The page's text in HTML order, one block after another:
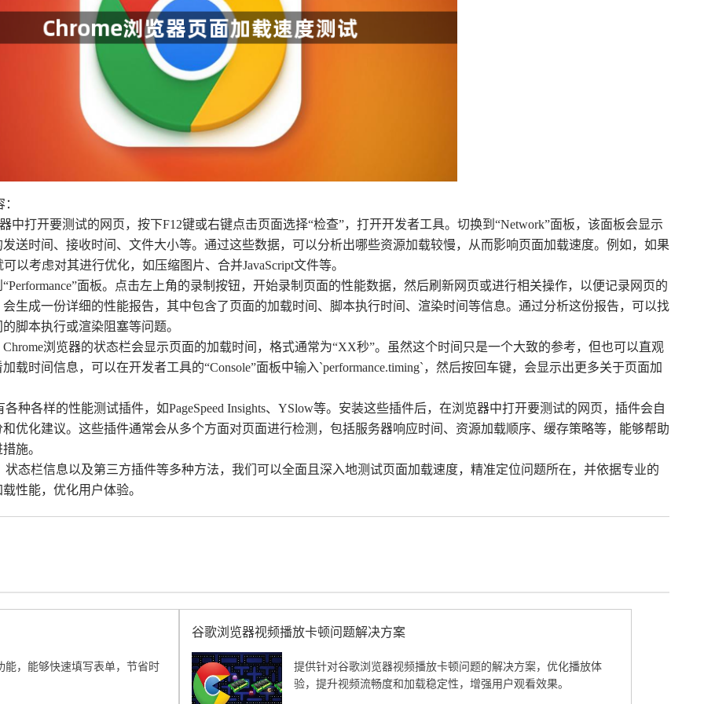
中打开要测试的网页，按下F12键或右键点击页面选择“检查”，打开开发者工具。切换到“Network”面板，该面板会显示
送时间、接收时间、文件大小等。通过这些数据，可以分析出哪些资源加载较慢，从而影响页面加载速度。例如，如果
以考虑对其进行优化，如压缩图片、合并JavaScript文件等。
面板。点击左上角的录制按钮，开始录制页面的性能数据，然后刷新网页或进行相关操作，以便记录网页的
生成一份详细的性能报告，其中包含了页面的加载时间、脚本执行时间、渲染时间等信息。通过分析这份报告，可以找
脚本执行或渲染阻塞等问题。
浏览器的状态栏会显示页面的加载时间，格式通常为“XX秒”。虽然这个时间只是一个大致的参考，但也可以直观
载时间信息，可以在开发者工具的“Console”面板中输入`performance.timing`，然后按回车键，会显示出更多关于页面加
种各样的性能测试插件，如PageSpeed Insights、YSlow等。安装这些插件后，在浏览器中打开要测试的网页，插件会自
优化建议。这些插件通常会从多个方面对页面进行检测，包括服务器响应时间、资源加载顺序、缓存策略等，能够帮助
施。
态栏信息以及第三方插件等多种方法，我们可以全面且深入地测试页面加载速度，精准定位问题所在，并依据专业的
性能，优化用户体验。
能，能够快速填写表单，节省时
谷歌浏览器视频播放卡顿问题解决方案
提供针对谷歌浏览器视频播放卡顿问题的解决方案，优化播放体
验，提升视频流畅度和加载稳定性，增强用户观看效果。